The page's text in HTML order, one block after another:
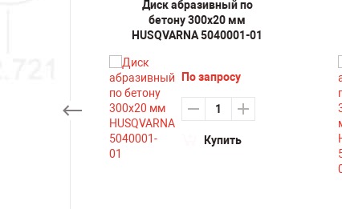
Диск абразивный по
бетону 300х20 мм
HUSQVARNA 5040001-01
По запросу
Купить